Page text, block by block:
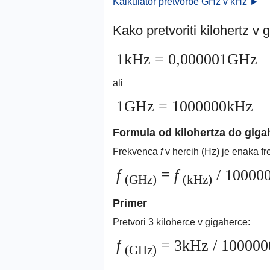
Kako pretvoriti kilohertz v
1kHz = 0,000001GHz
ali
1GHz = 1000000kHz
Formula od kilohertza do
Frekvenca fv hercih (Hz) je enaka
f(GHz) = f(kHz) /
Primer
Pretvori 3 kiloherce v gigaherce:
f(GHz) = 3kHz /